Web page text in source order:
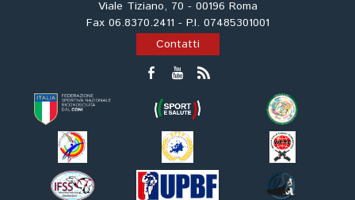
Viale Tiziano, 70 - 00196 Roma
Fax 06.8370.2411 - P.I. 07485301001
Contatti